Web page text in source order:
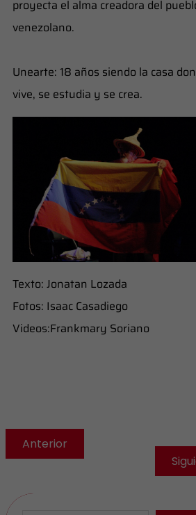
proyecta el alma creadora del
venezolano.
​Unearte: 18 años siendo la casa
vive, se estudia y se crea.
Texto: Jonatan Lozada
Fotos: Isaac Casadiego
Videos:Frankmary Soriano
Anterior